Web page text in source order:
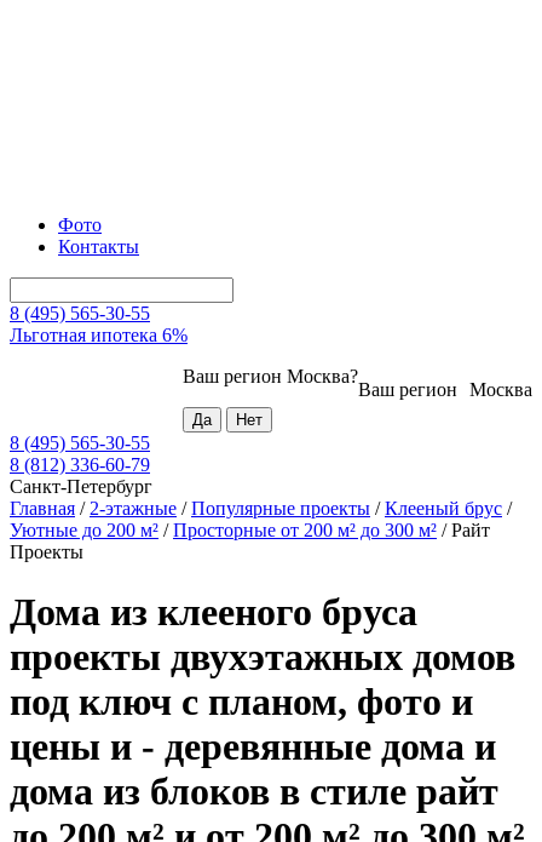
Фото
Контакты
8 (495) 565-30-55
Льготная ипотека 6%
Москва
Ваш регион
Ваш регион Москва?
8 (495) 565-30-55
8 (812) 336-60-79
Санкт-Петербург
Главная / 2-этажные /Популярные проекты /Клееный брус /
Уютные до 200 м² /Просторные от 200 м² до 300 м² /Райт
Проекты
Дома из клееного бруса
проекты двухэтажных домов
под ключ с планом, фото и
цены и - деревянные дома и
дома из блоков в стиле райт